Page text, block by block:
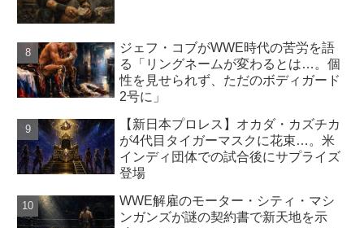
ジェフ・コブがWWE時代の苦労を語
る「リングネームが変わるとは…。個
性を見せられず、ただのボディガード
2号に」
【新日本プロレス】オカダ・カズチカ
が4代目タイガーマスクに花束…。米
インディ団体での試合後にサプライズ
登場
WWE解雇のモーター・シティ・マシ
ンガンズが謎の契約書で新天地を示